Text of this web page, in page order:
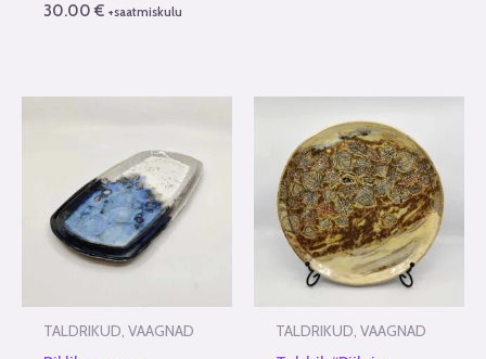
30.00€ +saatmiskulu
TALDRIKUD, VAAGNAD TALDRIKUD, VAAGNAD